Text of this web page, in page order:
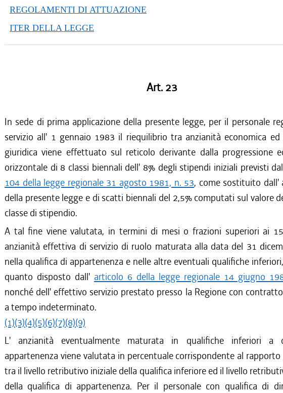
REGOLAMENTI DI ATTUAZIONE
ITER DELLA LEGGE
Art. 23
In sede di prima applicazione della presente legge, per il personale
servizio all' 1 gennaio 1983 il riequilibrio tra anzianità economica ed
giuridica viene effettuato sul reticolo derivante dalla progressione
orizzontale di 8 classi biennali dell' 8% degli stipendi iniziali previsti
104 della legge regionale 31 agosto 1981, n. 53, come sostituito dall'
della presente legge e di scatti biennali del 2,5% computati sul valore
classe di stipendio.
A tal fine viene valutata, in termini di mesi o frazioni superiori ai
anzianità effettiva di servizio di ruolo maturata alla data del 31
nella qualifica di appartenenza e nelle altre eventuali qualifiche
quanto disposto dall' articolo 6 della legge regionale 14 giugno
nonché dell' effettivo servizio prestato presso la Regione con
a tempo indeterminato.
(1)(3)(4)(5)(6)(7)(8)(9)
L' anzianità eventualmente maturata in qualifiche inferiori a
appartenenza viene valutata in percentuale corrispondente al
tra il livello retributivo iniziale della qualifica inferiore ed il livello
della qualifica di appartenenza. Per il personale con qualifica di